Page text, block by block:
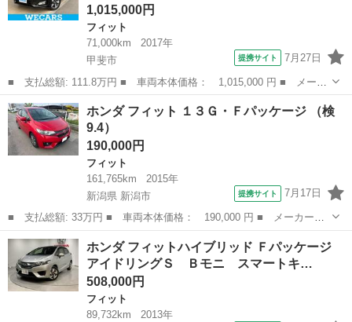
1,015,000円
フィット
71,000km
2017年
甲斐市
提携サイト 7月27日
■ 支払総額: 111.8万円 ■ 車両本体価格： 1,015,000 円 ■ メーカ
ー名： ホンダ ■ 車種名： フィットハイブリッド ■ グレード
名： ハイブリッド・Ｌホンダセンシング 保証書／純正 ＳＤナビ
／シート ...
山梨 甲斐市 フィット
ホンダ フィット １３Ｇ・Ｆパッケージ （検
9.4）
190,000円
フィット
161,765km
2015年
新潟県 新潟市
提携サイト 7月17日
■ 支払総額: 33万円 ■ 車両本体価格： 190,000 円 ■ メーカー
名： ホンダ ■ 車種名： フィット ■ グレード名： １３Ｇ・Ｆ
パッケージ ■ 排気量： 1300cc ■ ドア枚数： 5D ■ ミッショ
ン：...
新潟 新潟市 フィット
ホンダ フィットハイブリッド Ｆパッケージ
アイドリングＳ Ｂモニ スマートキ…
508,000円
フィット
89,732km
2013年